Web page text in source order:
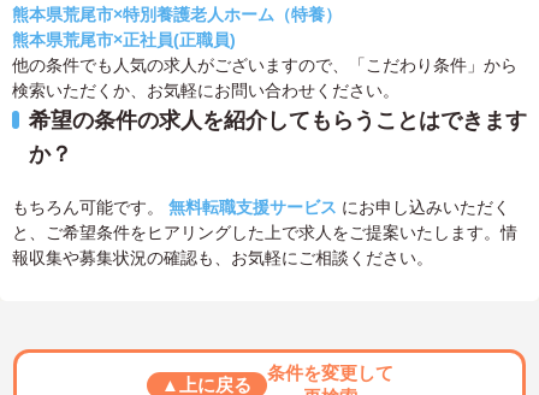
熊本県荒尾市×特別養護老人ホーム（特養）
熊本県荒尾市×正社員(正職員)
他の条件でも人気の求人がございますので、「こだわり条件」から
検索いただくか、お気軽にお問い合わせください。
希望の条件の求人を紹介してもらうことはできます
か？
もちろん可能です。 無料転職支援サービス にお申し込みいただく
と、ご希望条件をヒアリングした上で求人をご提案いたします。情
報収集や募集状況の確認も、お気軽にご相談ください。
▲上に戻る
条件を変更して